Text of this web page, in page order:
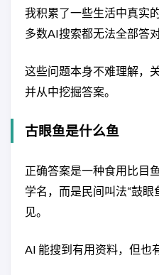
我积累了一些生活中真实
多数AI搜索都无法全部答对
这些问题本身不难理解，
并从中挖掘答案。
古眼鱼是什么鱼
正确答案是一种食用比目
学名，而是民间叫法“鼓眼
见。
AI 能搜到有用资料，但也